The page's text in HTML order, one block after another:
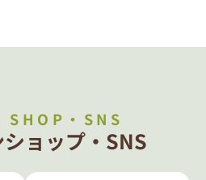
SHOP・SNS
ョップ・SNS